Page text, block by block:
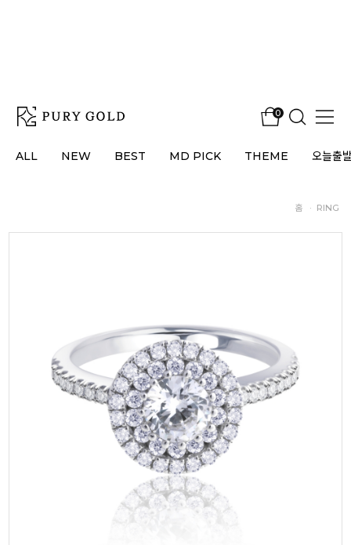
0
ALL NEW BEST MD PICK THEME 오늘출
홈 · RING